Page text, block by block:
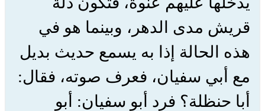
قريش مدى الدهر، وبينما هو في
هذه الحالة إذا به يسمع حديث بديل
مع أبي سفيان، فعرف صوته، فقال:
أبا حنظلة؟ فرد أبو سفيان: أبو